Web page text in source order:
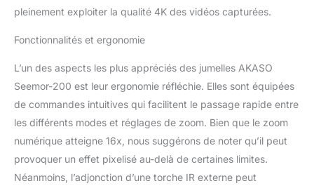
l'expérience d'une
d'image 4K de nouvelle
génération, qui vous
permet de distinguer
chaque détail. 7 modes
infrarouges sont
également des
couleur. 【Restez
Alimenté plus
pleinement exploiter la qualité 4K des vidéos capturées.
Fonctionnalités et ergonomie
L’un des aspects les plus appréciés des jumelles AKASO
Seemor-200 est leur ergonomie réfléchie. Elles sont équipées
de commandes intuitives qui facilitent le passage rapide entre
les différents modes et réglages de zoom. Bien que le zoom
numérique atteigne 16x, nous suggérons de noter qu’il peut
provoquer un effet pixelisé au-delà de certaines limites.
Néanmoins, l’adjonction d’une torche IR externe peut